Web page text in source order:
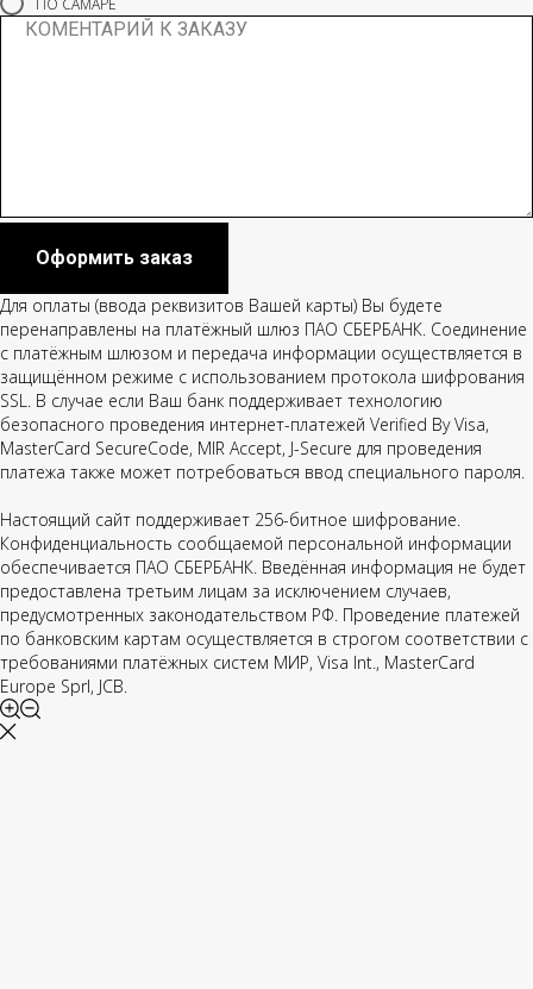
Оформить заказ
Для оплаты (ввода реквизитов Вашей карты) Вы будете
перенаправлены на платёжный шлюз ПАО СБЕРБАНК. Соединение
с платёжным шлюзом и передача информации осуществляется в
защищённом режиме с использованием протокола шифрования
SSL. В случае если Ваш банк поддерживает технологию
безопасного проведения интернет-платежей Verified By Visa,
MasterCard SecureCode, MIR Accept, J-Secure для проведения
платежа также может потребоваться ввод специального пароля.
Настоящий сайт поддерживает 256-битное шифрование.
Конфиденциальность сообщаемой персональной информации
обеспечивается ПАО СБЕРБАНК. Введённая информация не будет
предоставлена третьим лицам за исключением случаев,
предусмотренных законодательством РФ. Проведение платежей
по банковским картам осуществляется в строгом соответствии с
требованиями платёжных систем МИР, Visa Int., MasterCard
Europe Sprl, JCB.